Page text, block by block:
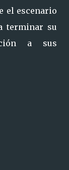
el escenario
terminar su
a sus